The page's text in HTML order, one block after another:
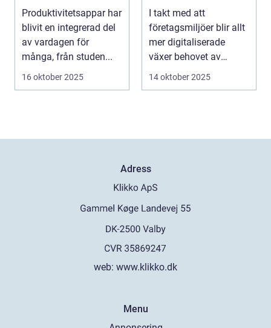
mental hälsa –
både positivt och
negativt
Produktivitetsappar har
blivit en integrerad del
av vardagen för
många, från studen...
16 oktober 2025
företagsmiljöer
I takt med att
företagsmiljöer blir allt
mer digitaliserade
växer behovet av
avancera...
14 oktober 2025
Adress
web: www.klikko.dk
Menu